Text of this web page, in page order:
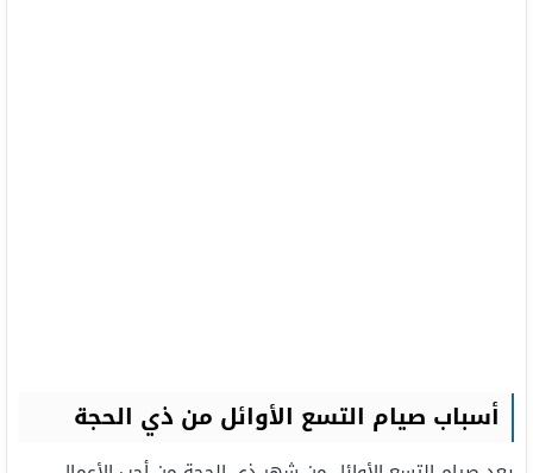
أسباب صيام التسع الأوائل من ذي الحجة